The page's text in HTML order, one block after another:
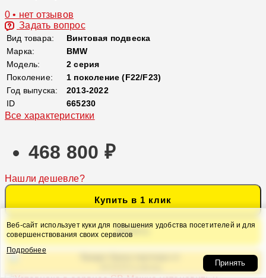
0 • нет отзывов
Задать вопрос
Вид товара:
Винтовая подвеска
Марка:
BMW
Модель:
2 серия
Поколение:
1 поколение (F22/F23)
Год выпуска:
2013-2022
ID
665230
Все характеристики
468 800 ₽
Нашли дешевле?
Купить в 1 клик
Купить
Веб-сайт использует куки для повышения удобства посетителей и для
совершенствования своих сервисов
Подробнее
Принять